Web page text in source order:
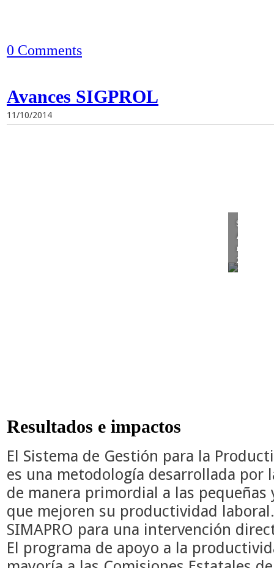
0 Comments
Avances SIGPROL
11/10/2014
SIGPROL
2014
Resultados e impactos
El Sistema de Gestión para la
es una metodología desarrollada por
de manera primordial a las pequeñas
que mejoren su productividad
SIMAPRO para una intervención
El programa de apoyo a la